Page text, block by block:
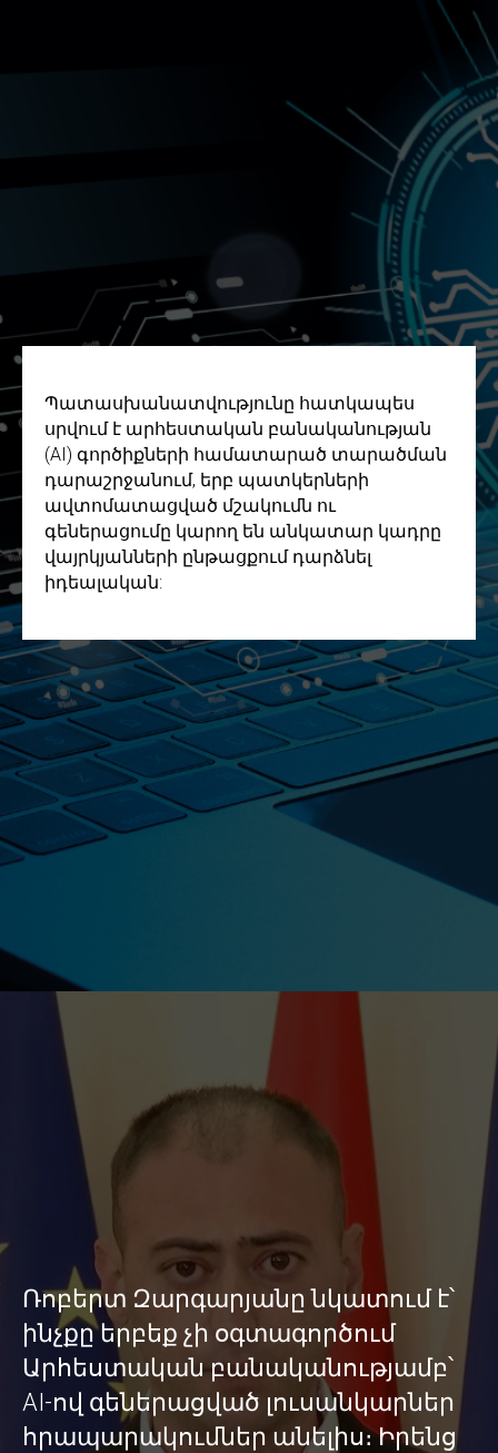
Պատասխանատվությունը հատկապես
սրվում է արհեստական բանականության
(AI) գործիքների համատարած տարածման
դարաշրջանում, երբ պատկերների
ավտոմատացված մշակումն ու
գեներացումը կարող են անկատար կադրը
վայրկյանների ընթացքում դարձնել
իդեալական:
Ռոբերտ Զարգարյանը նկատում է՝
ինչքը երբեք չի օգտագործում
Արհեստական բանականությամբ՝
AI-ով գեներացված լուսանկարներ
հրապարակումներ անելիս։ Իրենց